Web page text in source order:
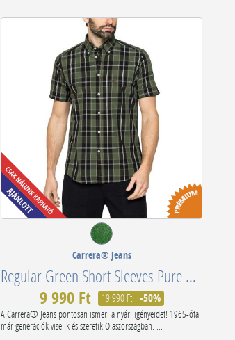
Carrera® Jeans
Regular Green Short Sleeves Pure Cotton 213C1230A49H
9 990 Ft 19 990 Ft -50%
A Carrera® Jeans pontosan ismeri a nyári igényeidet! 1965-óta
már generációk viselik és szeretik Olaszországban. ...